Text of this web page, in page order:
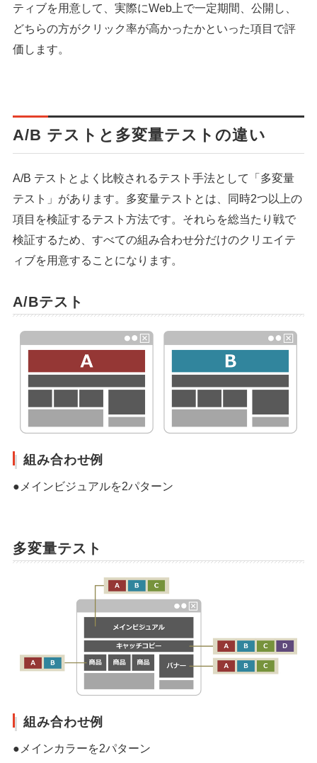
ティブを用意して、実際にWeb上で一定期間、公開し、
どちらの方がクリック率が高かったかといった項目で評
価します。
A/B テストと多変量テストの違い
A/B テストとよく比較されるテスト手法として「多変量
テスト」があります。多変量テストとは、同時2つ以上の
項目を検証するテスト方法です。それらを総当たり戦で
検証するため、すべての組み合わせ分だけのクリエイテ
ィブを用意することになります。
A/Bテスト
組み合わせ例
●メインビジュアルを2パターン
多変量テスト
組み合わせ例
●メインカラーを2パターン